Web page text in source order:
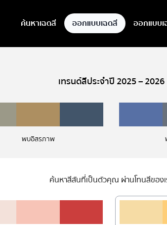
ค้นหาเฉดสี ออกแบบเฉดสี ออกแบบ
เทรนด์สีประจำปี 2025 – 2026
พบอิสรภาพ
ค้นหาสีสันที่เป็นตัวคุณ ผ่านโทนสีของเ